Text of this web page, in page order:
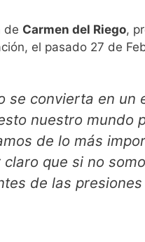
de Carmen del Riego,
el pasado 27 de
convierta en un
nuestro mundo
de lo más
que si no
de las